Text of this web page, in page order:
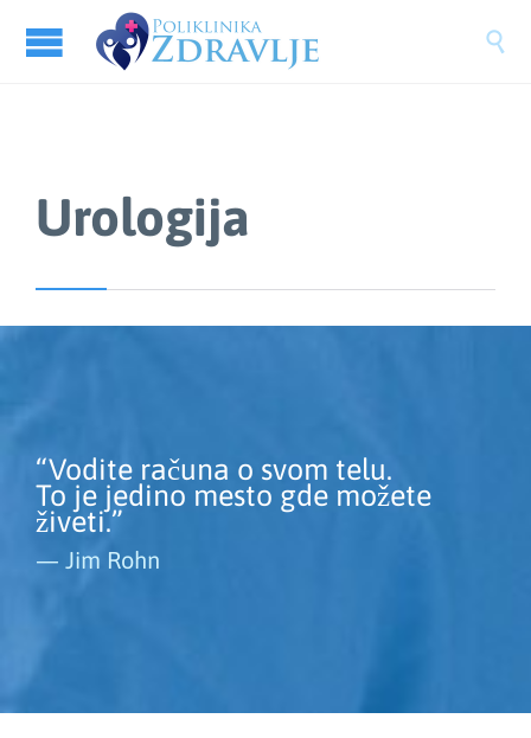

Urologija
“Vodite računa o svom telu.
To je jedino mesto gde možete
živeti.”
— Jim Rohn